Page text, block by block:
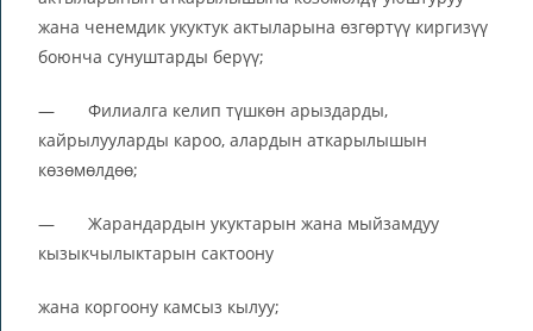
жана ченемдик укуктук актыларына өзгөртүү киргизүү
боюнча сунуштарды берүү;
— Филиалга келип түшкөн арыздарды,
кайрылууларды кароо, алардын аткарылышын
көзөмөлдөө;
— Жарандардын укуктарын жана мыйзамдуу
кызыкчылыктарын сактоону
жана коргоону камсыз кылуу;